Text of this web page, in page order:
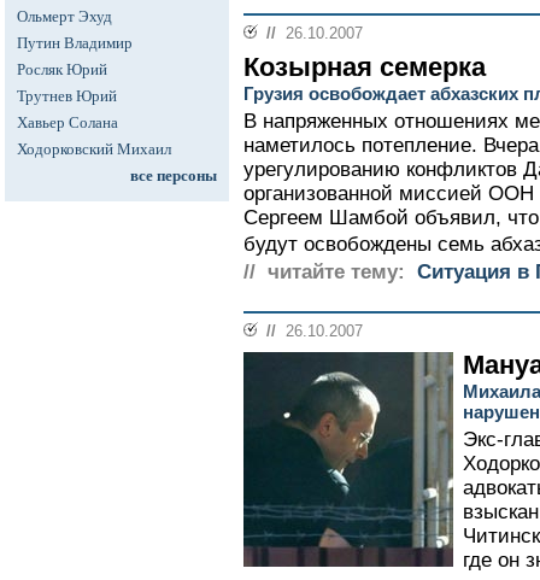
Ольмерт Эхуд
Путин Владимир
Росляк Юрий
Трутнев Юрий
Хавьер Солана
Ходорковский Михаил
все персоны
// 26.10.2007
Козырная семерка
Грузия освобождает абхазских
В напряженных отношениях
наметилось потепление.
урегулированию конфликтов
организованной миссией
Сергеем Шамбой объявил,
будут освобождены семь
// читайте тему:
Ситуация в
// 26.10.2007
Экс-
где он